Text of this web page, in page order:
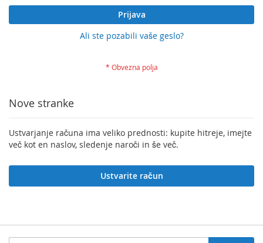
Prijava
Ali ste pozabili vaše geslo?
Nove stranke
Ustvarjanje računa ima veliko prednosti: kupite hitreje, imejte
več kot en naslov, sledenje naroči in še več.
Ustvarite račun